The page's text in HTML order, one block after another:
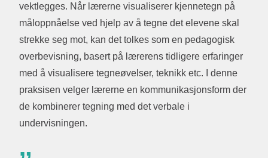
vektlegges. Når lærerne visualiserer kjennetegn på
måloppnåelse ved hjelp av å tegne det elevene skal
strekke seg mot, kan det tolkes som en pedagogisk
overbevisning, basert på lærerens tidligere erfaringer
med å visualisere tegneøvelser, teknikk etc. I denne
praksisen velger lærerne en kommunikasjonsform der
de kombinerer tegning med det verbale i
undervisningen.